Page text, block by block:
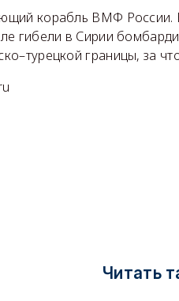
корабль ВМФ России.
гибели в Сирии
границы, за
Читать